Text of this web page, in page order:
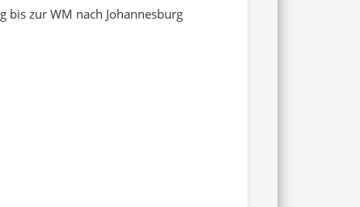
bis zur WM nach Johannesburg